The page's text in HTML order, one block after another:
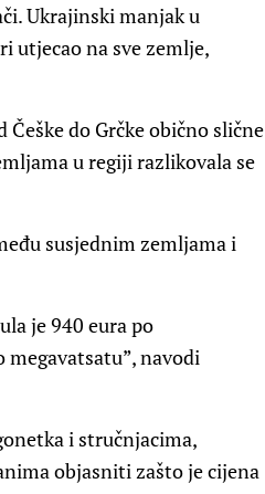
Ukrajinski manjak u
utjecao na sve zemlje,
do Grčke obično slične
u regiji razlikovala se
susjednim zemljama i
je 940 eura po
navodi
i stručnjacima,
objasniti zašto je cijena